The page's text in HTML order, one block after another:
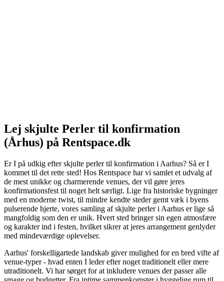
Lej skjulte Perler til konfirmation
(Århus) på Rentspace.dk
Er I på udkig efter skjulte perler til konfirmation i Aarhus? Så er I
kommet til det rette sted! Hos Rentspace har vi samlet et udvalg af
de mest unikke og charmerende venues, der vil gøre jeres
konfirmationsfest til noget helt særligt. Lige fra historiske bygninger
med en moderne twist, til mindre kendte steder gemt væk i byens
pulserende hjerte, vores samling af skjulte perler i Aarhus er lige så
mangfoldig som den er unik. Hvert sted bringer sin egen atmosfære
og karakter ind i festen, hvilket sikrer at jeres arrangement genlyder
med mindeværdige oplevelser.
Aarhus' forskelligartede landskab giver mulighed for en bred vifte af
venue-typer - hvad enten I leder efter noget traditionelt eller mere
utraditionelt. Vi har sørget for at inkludere venues der passer alle